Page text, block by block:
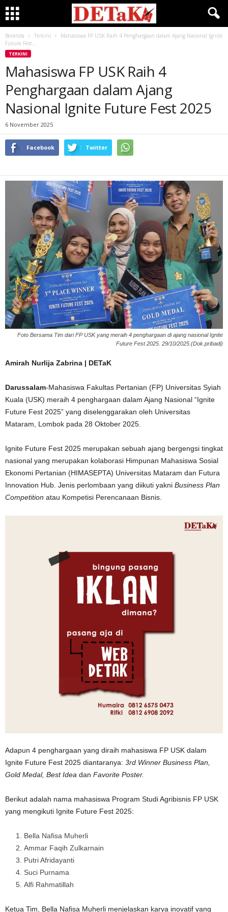
Beranda Terkini
Mahasiswa FP USK Raih 4 Penghargaan dalam Ajang Nasional Ignite
Future Fest...
TERKINI
Mahasiswa FP USK Raih 4
Penghargaan dalam Ajang
Nasional Ignite Future Fest 2025
6 November 2025
Facebook Twitter
Foto Bersama Tim dari FP USK yang meraih 4 penghargaan di ajang nasional Ignite
Future Fest 2025. 29/10/2025.(Dok.pribadi)
Amirah Nurlija Zabrina | DETaK
Darussalam-Mahasiswa Fakultas Pertanian (FP) Universitas Syiah
Kuala (USK) meraih 4 penghargaan dalam Ajang Nasional “Ignite
Future Fest 2025” yang diselenggarakan oleh Universitas
Mataram, Lombok pada 28 Oktober 2025.
Ignite Future Fest 2025 merupakan sebuah ajang bergengsi tingkat
nasional yang merupakan kolaborasi Himpunan Mahasiswa Sosial
Ekonomi Pertanian (HIMASEPTA) Universitas Mataram dan Futura
Innovation Hub. Jenis perlombaan yang diikuti yakni Business Plan
Competition atau Kompetisi Perencanaan Bisnis.
Adapun 4 penghargaan yang diraih mahasiswa FP USK dalam
Ignite Future Fest 2025 diantaranya: 3rd Winner Business Plan,
Gold Medal, Best Idea dan Favorite Poster.
Berikut adalah nama mahasiswa Program Studi Agribisnis FP USK
yang mengikuti Ignite Future Fest 2025:
Bella Nafisa Muherli
Ammar Faqih Zulkarnain
Putri Afridayanti
Suci Purnama
Alfi Rahmatillah
Ketua Tim, Bella Nafisa Muherli menjelaskan karya inovatif yang